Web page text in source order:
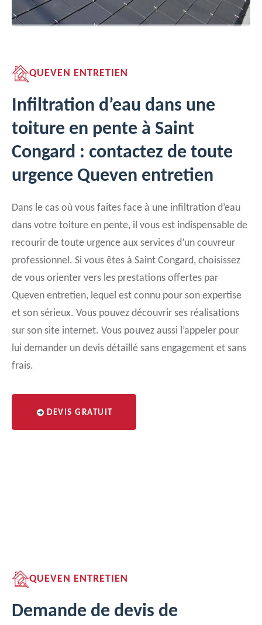
QUEVEN ENTRETIEN
Infiltration d’eau dans une
toiture en pente à Saint
Congard : contactez de toute
urgence Queven entretien
Dans le cas où vous faites face à une infiltration d’eau
dans votre toiture en pente, il vous est indispensable de
recourir de toute urgence aux services d’un couvreur
professionnel. Si vous êtes à Saint Congard, choisissez
de vous orienter vers les prestations offertes par
Queven entretien, lequel est connu pour son expertise
et son sérieux. Vous pouvez découvrir ses réalisations
sur son site internet. Vous pouvez aussi l’appeler pour
lui demander un devis détaillé sans engagement et sans
frais.
DEVIS GRATUIT
QUEVEN ENTRETIEN
Demande de devis de